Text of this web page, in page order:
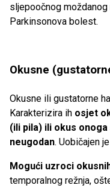
sljepoočnog moždanog
Parkinsonova bolest.
Okusne
Okusne ili gustatorne
Karakterizira ih osjet
(ili pila) ili okus
neugodan. Uobičajen
Mogući uzroci
temporalnog režnja,